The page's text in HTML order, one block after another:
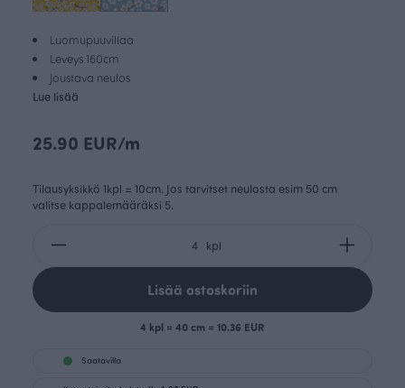
Luomupuuvillaa
Leveys 160cm
Joustava neulos
Lue lisää
25.90 EUR/m
Tilausyksikkö 1kpl = 10cm. Jos tarvitset neulosta esim 50 cm
valitse kappalemääräksi 5.
kpl
Lisää ostoskoriin
4 kpl = 40 cm = 10.36 EUR
Saatavilla